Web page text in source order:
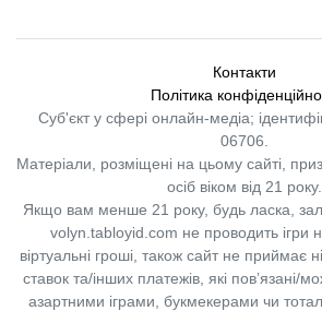
Контакти
Політика
Суб'єкт у сфері онлайн-медіа;
06706.
Матеріали, розміщені на цьому сайті,
осіб віком від 21 року.
Якщо вам менше 21 року, будь ласка,
volyn.tabloyid.com не проводить ігри
віртуальні гроші, також сайт не приймає
ставок та/інших платежів, які пов’язані/
азартними іграми, букмекерами чи